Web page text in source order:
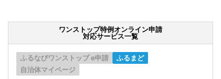
ワンストップ特例オンライン申請
対応サービス一覧
ふるなびワンストップ e申請
ふるまど
自治体マイページ